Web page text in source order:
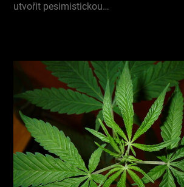
utvořit pesimistickou…